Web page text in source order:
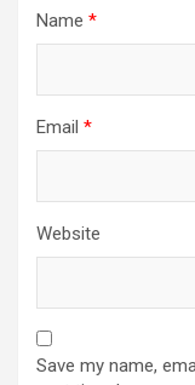
Name *
Email *
Website
Save my name,